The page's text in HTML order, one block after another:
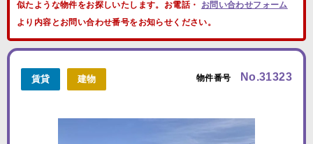
似たような物件をお探しいたします。お電話・ お問い合わせフォーム
より内容とお問い合わせ番号をお知らせください。
賃貸 建物 物件番号 No.31323